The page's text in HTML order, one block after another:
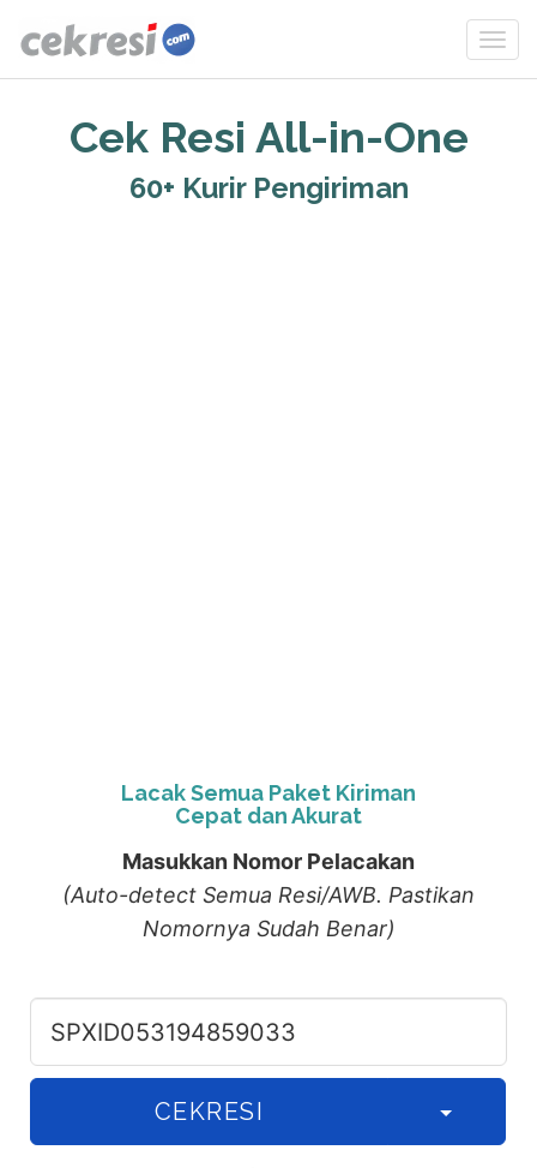
Cek Resi All-in-One
60+ Kurir Pengiriman
Lacak Semua Paket Kiriman
Cepat dan Akurat
Masukkan Nomor Pelacakan
(Auto-detect Semua Resi/AWB. Pastikan
Nomornya Sudah Benar)
CEKRESI